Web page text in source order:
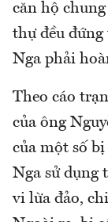
căn hộ
thự đều đứng
Nga phải
Theo cáo
của ông
của một số
Nga sử dụng
vi lừa đảo,